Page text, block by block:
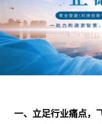
一、立足行业痛点，